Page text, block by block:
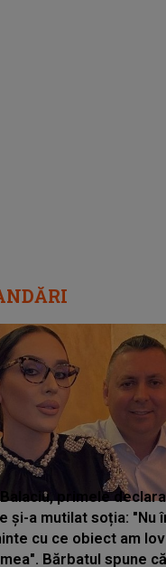
primele
și-a mutilat soția: "Nu
cu ce obiect am
Bărbatul spune